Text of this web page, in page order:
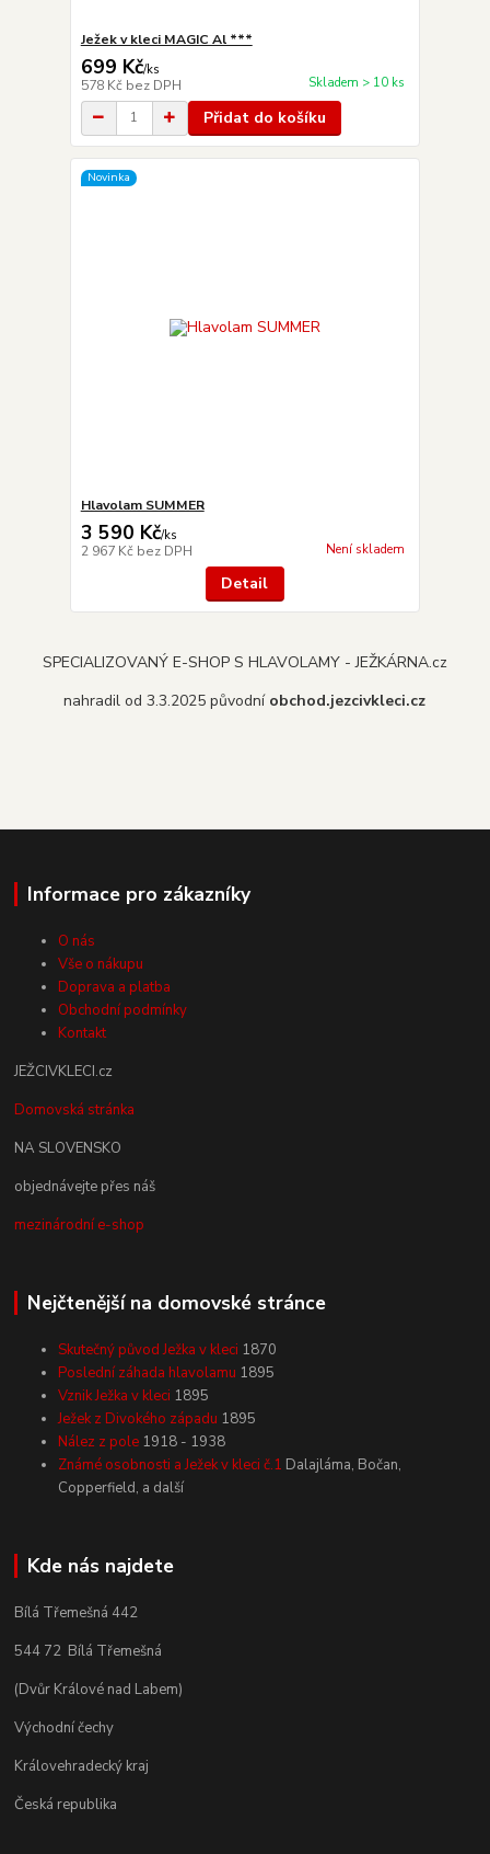
Ježek v kleci MAGIC Al ***
699 Kč/ks
578 Kč bez DPH Skladem > 10 ks
Přidat do košíku
Novinka
Hlavolam SUMMER
3 590 Kč/ks
2 967 Kč bez DPH Není skladem
Detail
SPECIALIZOVANÝ E-SHOP S HLAVOLAMY - JEŽKÁRNA.cz
nahradil od 3.3.2025 původní obchod.jezcivkleci.cz
Informace pro zákazníky
O nás
Vše o nákupu
Doprava a platba
Obchodní podmínky
Kontakt
JEŽCIVKLECI.cz
Domovská stránka
NA SLOVENSKO
objednávejte přes náš
mezinárodní e-shop
Nejčtenější na domovské stránce
Skutečný původ Ježka v kleci 1870
Poslední záhada hlavolamu 1895
Vznik Ježka v kleci 1895
Ježek z Divokého západu 1895
Nález z pole 1918 - 1938
Známé osobnosti a Ježek v kleci č.1 Dalajláma, Bočan,
Copperfield, a další
Kde nás najdete
Bílá Třemešná 442
544 72 Bílá Třemešná
(Dvůr Králové nad Labem)
Východní čechy
Královehradecký kraj
Česká republika